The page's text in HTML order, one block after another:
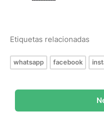
Etiquetas relacionadas
whatsapp facebook